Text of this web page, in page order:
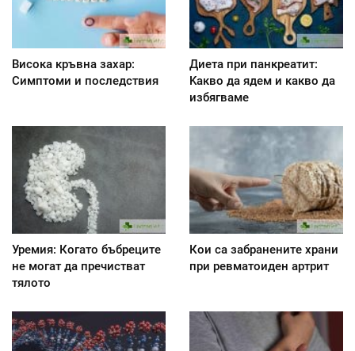
Висока кръвна захар:
Симптоми и последствия
Диета при панкреатит:
Kакво да ядем и какво да
избягваме
Уремия: Когато бъбреците
не могат да пречистват
тялото
Кои са забранените храни
при ревматоиден артрит